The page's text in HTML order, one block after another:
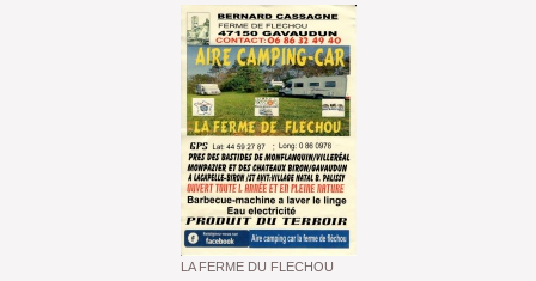
LA FERME DU FLECHOU